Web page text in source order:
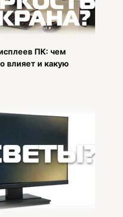
ПК: чем
влияет и какую